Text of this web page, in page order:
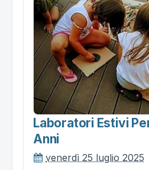
Laboratori Estivi
Anni
venerdì 25 luglio 2025